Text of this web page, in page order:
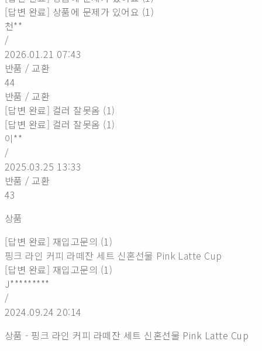
[답변 완료] 상품에 문제가 있어요 (1)
천**
/
2026.01.21 07:43
반품 / 교환
44
반품 / 교환
[답변 완료] 컬러 잘못옴 (1)
[답변 완료] 컬러 잘못옴 (1)
이**
/
2025.03.25 13:33
반품 / 교환
43
상품
[답변 완료] 재입고문의 (1)
핑크 라인 커피 라떼잔 세트 신혼선물 Pink Latte Cup
[답변 완료] 재입고문의 (1)
J*********
/
2024.09.24 20:14
상품 - 핑크 라인 커피 라떼잔 세트 신혼선물 Pink Latte Cup